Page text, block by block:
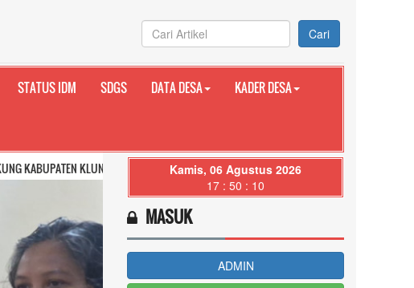
Cari
STATUS IDM SDGS DATA DESA KADER DESA
KLUNGKUNG PROVINSI BALI
Kamis, 06 Agustus 2026
17 : 50 : 11
MASUK
ADMIN